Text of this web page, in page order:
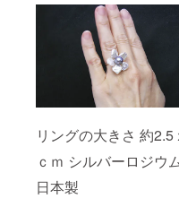
リングの大きさ 約2.5
ｃｍ シルバーロジウ
日本製